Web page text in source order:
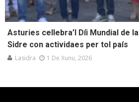
Asturies cellebra’l Díi Mundial de la
Sidre con actividaes per tol país
Lasidra 1 De Xunu, 2026